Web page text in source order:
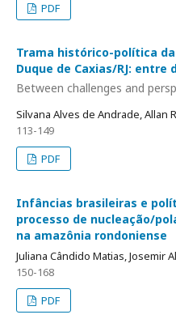
PDF
Trama histórico-política
Duque de Caxias/RJ:
Between challenges and
Silvana Alves de Andrade, Allan
113-149
PDF
Infâncias brasileiras e
processo de nucleação/
na amazônia rondoniense
Juliana Cândido Matias, Josemir
150-168
PDF